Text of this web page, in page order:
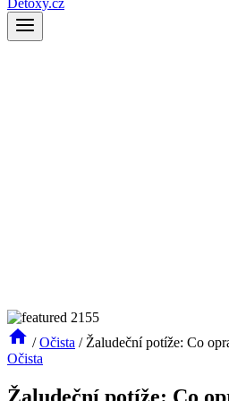
Detoxy.cz
/ Očista / Žaludeční potíže: Co
Očista